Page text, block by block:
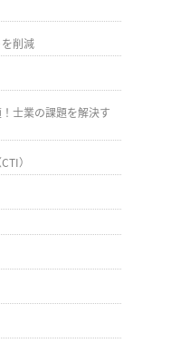
削減
士業の課題を解決す
）